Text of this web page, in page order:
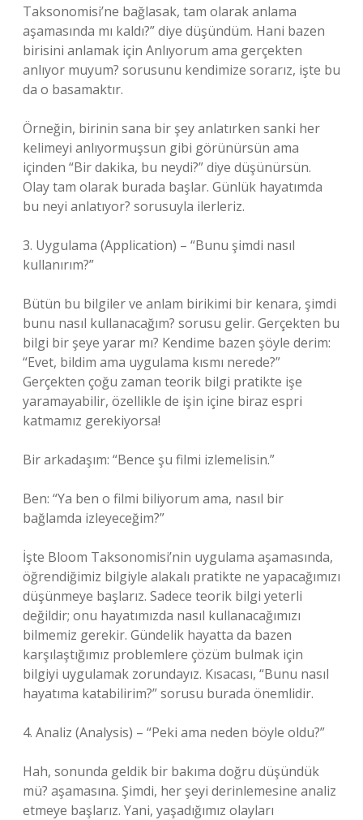
Taksonomisi’ne bağlasak, tam olarak anlama
aşamasında mı kaldı?” diye düşündüm. Hani bazen
birisini anlamak için Anlıyorum ama gerçekten
anlıyor muyum? sorusunu kendimize sorarız, işte bu
da o basamaktır.
Örneğin, birinin sana bir şey anlatırken sanki her
kelimeyi anlıyormuşsun gibi görünürsün ama
içinden “Bir dakika, bu neydi?” diye düşünürsün.
Olay tam olarak burada başlar. Günlük hayatımda
bu neyi anlatıyor? sorusuyla ilerleriz.
3. Uygulama (Application) – “Bunu şimdi nasıl
kullanırım?”
Bütün bu bilgiler ve anlam birikimi bir kenara, şimdi
bunu nasıl kullanacağım? sorusu gelir. Gerçekten bu
bilgi bir şeye yarar mı? Kendime bazen şöyle derim:
“Evet, bildim ama uygulama kısmı nerede?”
Gerçekten çoğu zaman teorik bilgi pratikte işe
yaramayabilir, özellikle de işin içine biraz espri
katmamız gerekiyorsa!
Bir arkadaşım: “Bence şu filmi izlemelisin.”
Ben: “Ya ben o filmi biliyorum ama, nasıl bir
bağlamda izleyeceğim?”
İşte Bloom Taksonomisi’nin uygulama aşamasında,
öğrendiğimiz bilgiyle alakalı pratikte ne yapacağımızı
düşünmeye başlarız. Sadece teorik bilgi yeterli
değildir; onu hayatımızda nasıl kullanacağımızı
bilmemiz gerekir. Gündelik hayatta da bazen
karşılaştığımız problemlere çözüm bulmak için
bilgiyi uygulamak zorundayız. Kısacası, “Bunu nasıl
hayatıma katabilirim?” sorusu burada önemlidir.
4. Analiz (Analysis) – “Peki ama neden böyle oldu?”
Hah, sonunda geldik bir bakıma doğru düşündük
mü? aşamasına. Şimdi, her şeyi derinlemesine analiz
etmeye başlarız. Yani, yaşadığımız olayları